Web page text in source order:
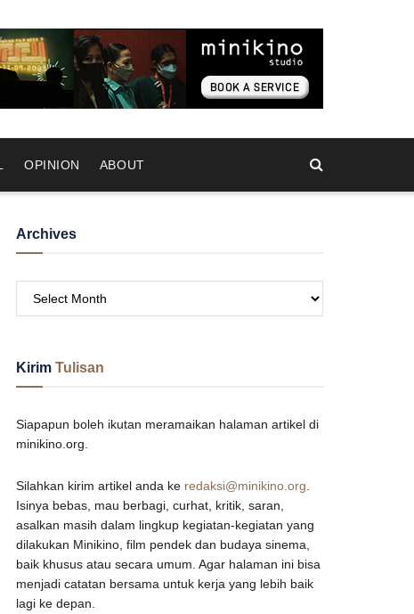
OPINION ABOUT
Archives
Kirim Tulisan
Siapapun boleh ikutan meramaikan halaman artikel di
minikino.org.
Silahkan kirim artikel anda ke redaksi@minikino.org
Isinya bebas, mau berbagi, curhat, kritik, saran,
asalkan masih dalam lingkup kegiatan-kegiatan yang
dilakukan Minikino, film pendek dan budaya sinema,
baik khusus atau secara umum. Agar halaman ini bisa
menjadi catatan bersama untuk kerja yang lebih baik
lagi ke depan.